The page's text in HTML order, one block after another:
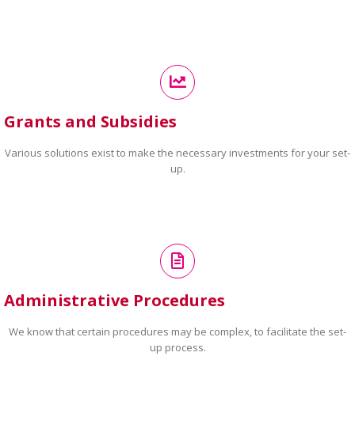
Grants and Subsidies
Various solutions exist to make the necessary investments for your set-
up.
Administrative Procedures
We know that certain procedures may be complex, to facilitate the set-
up process.